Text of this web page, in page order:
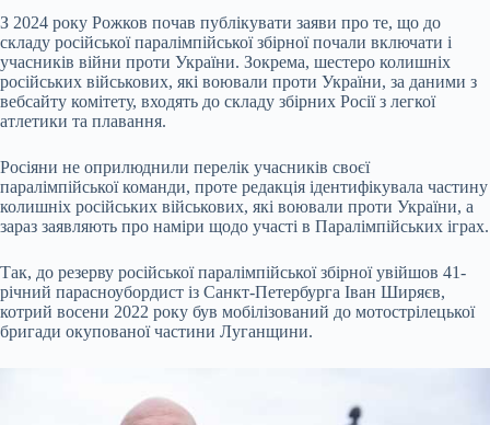
З 2024 року Рожков почав публікувати заяви про те, що до
складу російської паралімпійської збірної почали включати і
учасників війни проти України. Зокрема, шестеро колишніх
російських військових, які воювали проти України, за даними з
вебсайту комітету, входять до складу збірних Росії з легкої
атлетики та плавання.
Росіяни не оприлюднили перелік учасників своєї
паралімпійської команди, проте редакція ідентифікувала частину
колишніх російських військових, які воювали проти України, а
зараз заявляють про наміри щодо участі в Паралімпійських іграх.
Так, до резерву російської паралімпійської збірної увійшов 41-
річний парасноубордист із Санкт-Петербурга Іван Ширяєв,
котрий восени 2022 року був мобілізований до мотострілецької
бригади окупованої частини Луганщини.